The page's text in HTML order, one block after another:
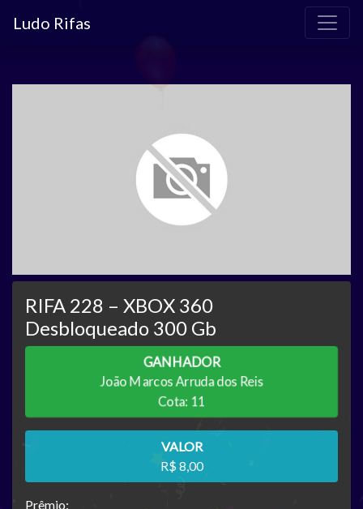
Ludo Rifas
RIFA 228 – XBOX 360
Desbloqueado 300 Gb
GANHADOR
João Marcos Arruda dos Reis
Cota: 11
VALOR
R$ 8,00
Prêmio: